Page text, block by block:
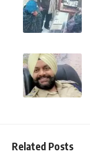
Related Posts